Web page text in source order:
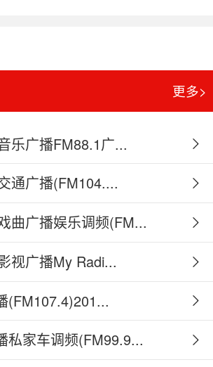
更多>
乐广播FM88.1广...
通广播(FM104....
曲广播娱乐调频(FM...
视广播My Radi...
(FM107.4)201...
私家车调频(FM99.9...